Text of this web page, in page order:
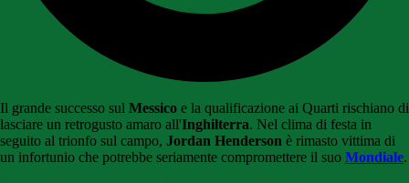
Il grande successo sul Messico e la qualificazione ai Quarti rischiano di
lasciare un retrogusto amaro all'Inghilterra. Nel clima di festa in
seguito al trionfo sul campo, Jordan Henderson è rimasto vittima di
un infortunio che potrebbe seriamente compromettere il suo Mondiale.